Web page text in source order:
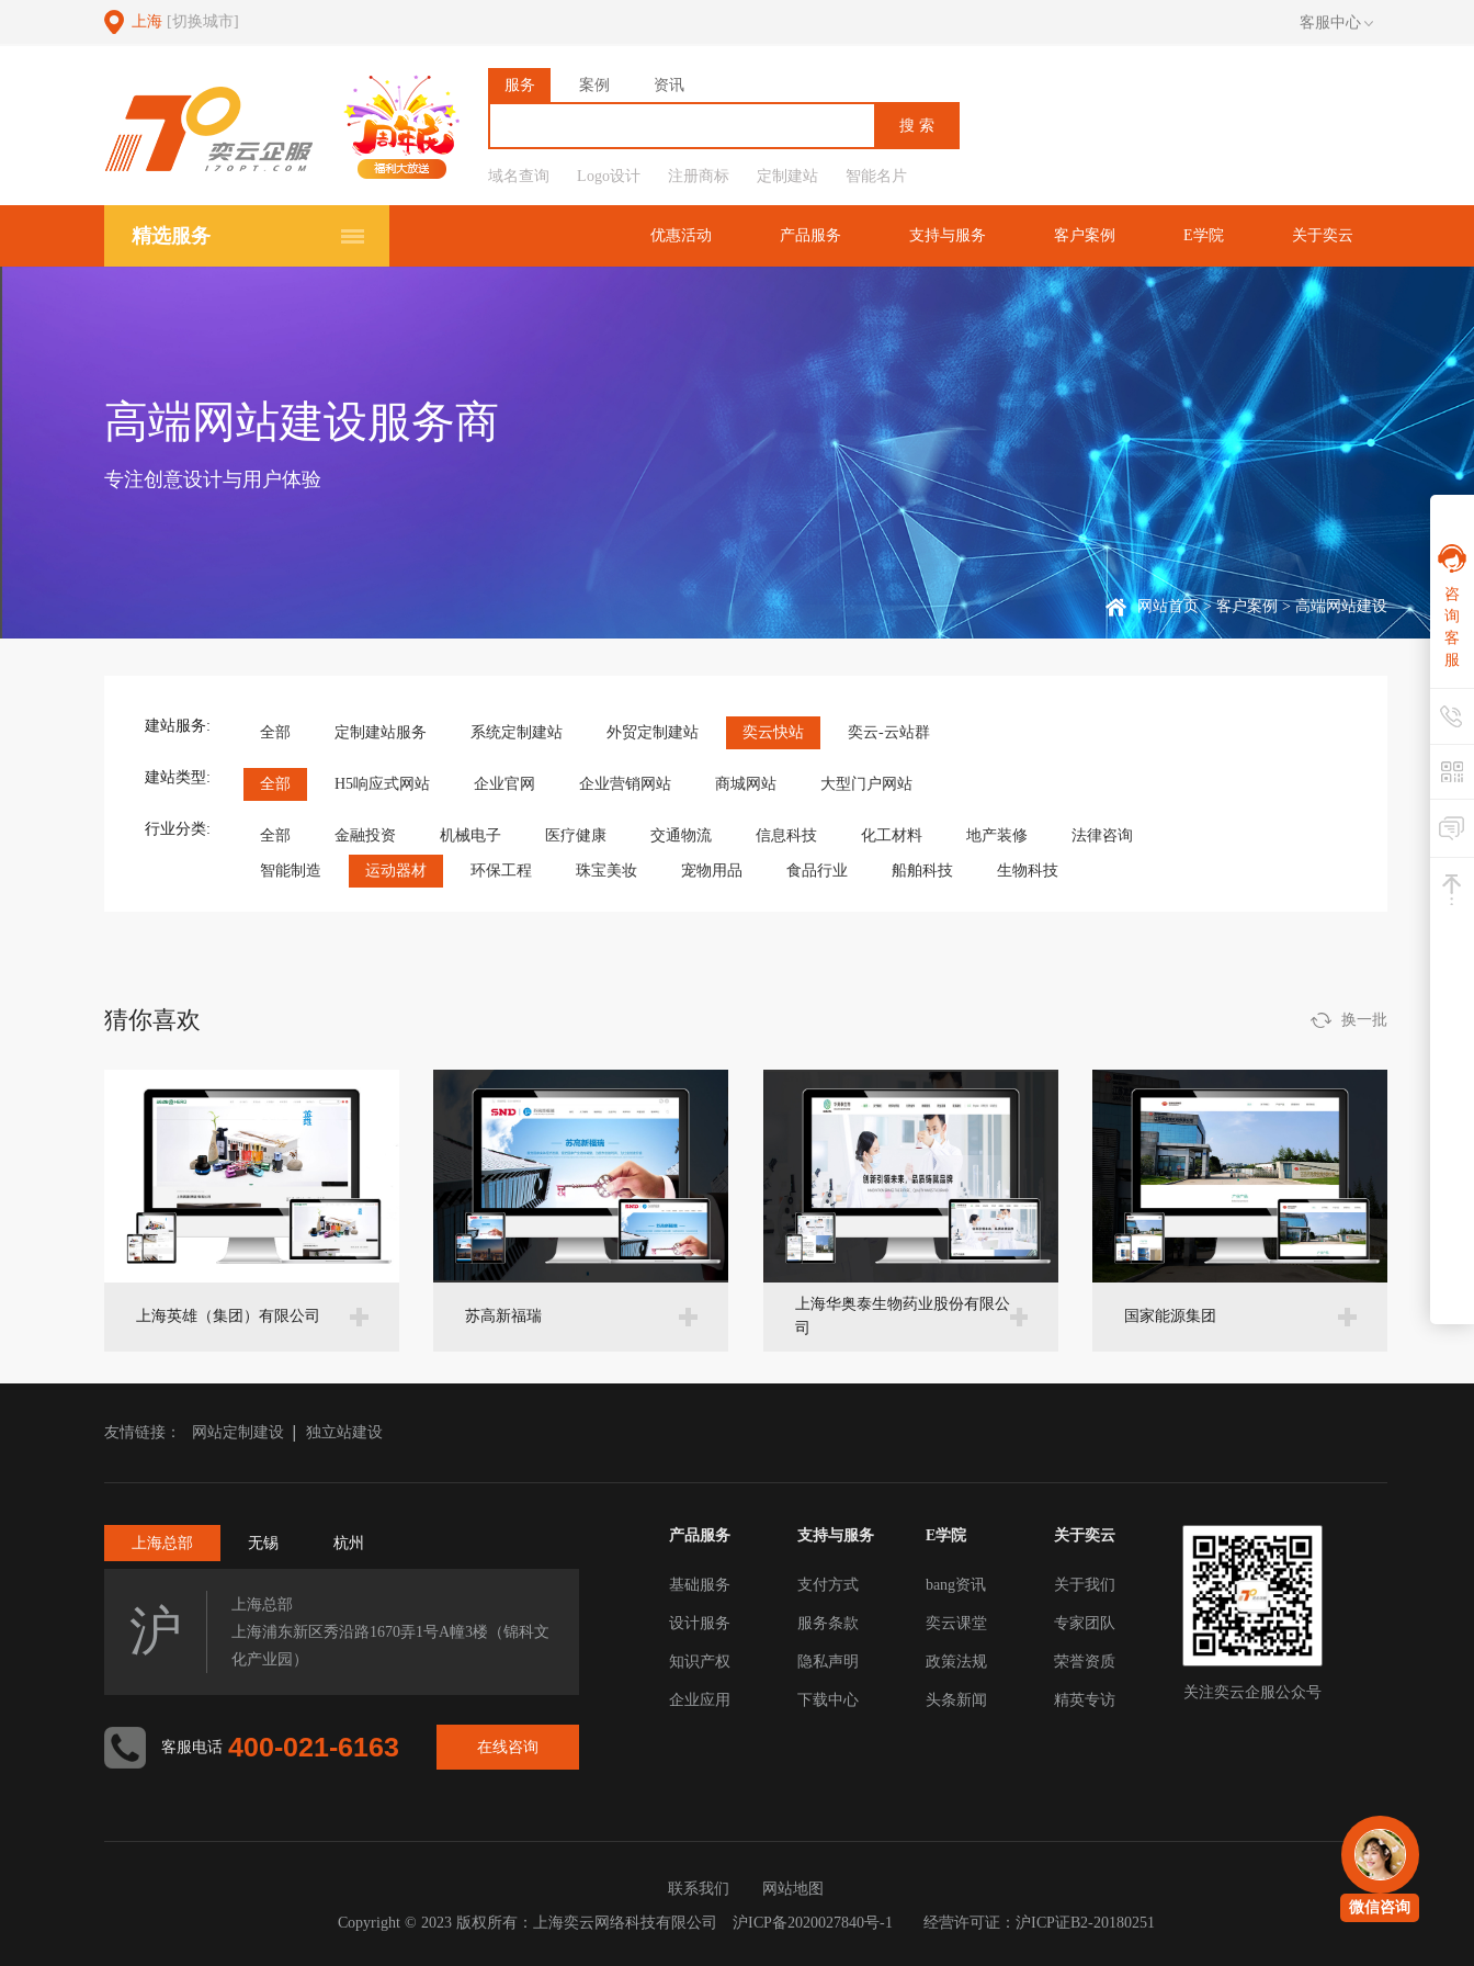
上海 [切换城市] 客服中心
服务 案例 资讯
域名查询 Logo设计 注册商标 定制建站 智能名片
精选服务 优惠活动 产品服务 支持与服务 客户案例 E学院 关于奕云
高端网站建设服务商
专注创意设计与用户体验
网站首页>客户案例> 高端网站建设
建站服务: 全部 定制建站服务 系统定制建站 外贸定制建站 奕云快站 奕云-云站群
建站类型: 全部 H5响应式网站 企业官网 企业营销网站 商城网站 大型门户网站
行业分类: 全部 金融投资 机械电子 医疗健康 交通物流 信息科技 化工材料 地产装修 法律咨询
智能制造 运动器材 环保工程 珠宝美妆 宠物用品 食品行业 船舶科技 生物科技
猜你喜欢 换一批
上海英雄（集团）有限公司 苏高新福瑞
上海华奥泰生物药业股份有限公
司
国家能源集团
友情链接： 网站定制建设 独立站建设
上海总部 无锡 杭州
沪
上海总部
上海浦东新区秀沿路1670弄1号A幢3楼（锦科文
化产业园）
客服电话 400-021-6163 在线咨询
产品服务
基础服务
设计服务
知识产权
企业应用
支持与服务
支付方式
服务条款
隐私声明
下载中心
E学院
bang资讯
奕云课堂
政策法规
头条新闻
关于奕云
关于我们
专家团队
荣誉资质
精英专访 关注奕云企服公众号
联系我们 网站地图
Copyright © 2023 版权所有：上海奕云网络科技有限公司 沪ICP备2020027840号-1 经营许可证：沪ICP证B2-20180251
咨
询
客
服
微信咨询